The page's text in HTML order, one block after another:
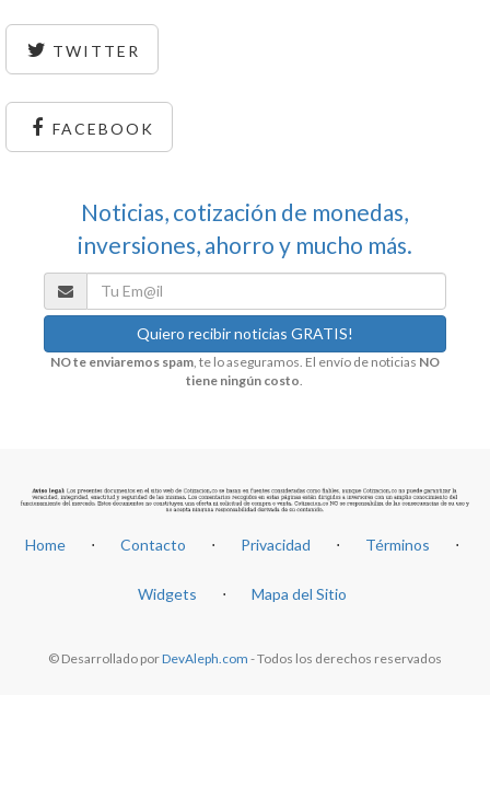
TWITTER
FACEBOOK
Noticias, cotización de monedas,
inversiones, ahorro y mucho más.
NO te enviaremos spam, te lo aseguramos. El envío de noticias NO
tiene ningún costo
Home ⋅ Contacto ⋅ Privacidad ⋅ Términos ⋅
Widgets ⋅ Mapa del Sitio
© Desarrollado porDevAleph.com - Todos los derechos reservados